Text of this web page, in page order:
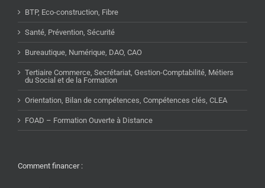
BTP, Eco-construction, Fibre
Santé, Prévention, Sécurité
Bureautique, Numérique, DAO, CAO
Tertiaire Commerce, Secrétariat, Gestion-Comptabilité, Métiers
du Social et de la Formation
Orientation, Bilan de compétences, Compétences clés, CLEA
FOAD – Formation Ouverte à Distance
Comment financer :